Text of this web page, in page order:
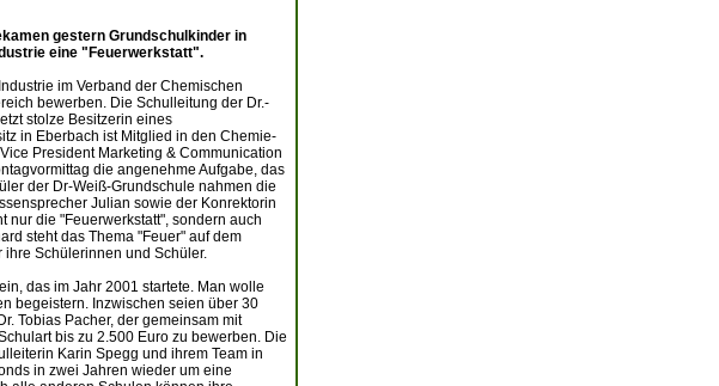
gestern Grundschulkinder in
eine "Feuerwerkstatt".
im Verband der Chemischen
bewerben. Die Schulleitung der Dr.-
stolze Besitzerin eines
in Eberbach ist Mitglied in den Chemie-
President Marketing & Communication
die angenehme Aufgabe, das
der Dr-Weiß-Grundschule nahmen die
Julian sowie der Konrektorin
nur die "Feuerwerkstatt", sondern auch
steht das Thema "Feuer" auf dem
Schülerinnen und Schüler.
das im Jahr 2001 startete. Man wolle
begeistern. Inzwischen seien über 30
Tobias Pacher, der gemeinsam mit
bis zu 2.500 Euro zu bewerben. Die
Karin Spegg und ihrem Team in
in zwei Jahren wieder um eine